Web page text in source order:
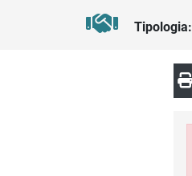
Tipologia: